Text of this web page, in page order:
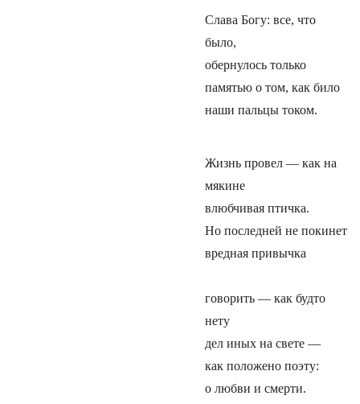
Слава Богу: все, что
было,
обернулось только
памятью о том, как било
наши пальцы током.
Жизнь провел — как на
мякине
влюбчивая птичка.
Но последней не покинет
вредная привычка
говорить — как будто
нету
дел иных на свете —
как положено поэту:
о любви и смерти.